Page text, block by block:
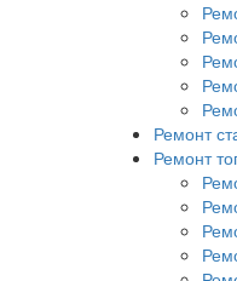
Ремонт
Ремонт